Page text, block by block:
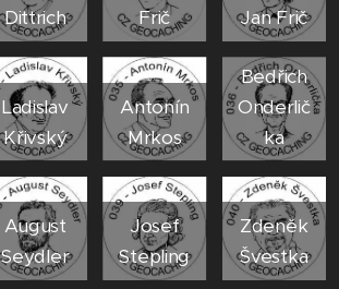
Dittrich
Frič
Jan Frič
Ladislav
Křivský
Antonín
Mrkos
Bedřich
Onderlič
ka
August
Seydler
Josef
Stepling
Zdeněk
Švestka